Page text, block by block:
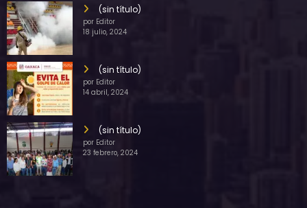
(sin título)
por Editor
18 julio, 2024
(sin título)
por Editor
14 abril, 2024
(sin título)
por Editor
23 febrero, 2024